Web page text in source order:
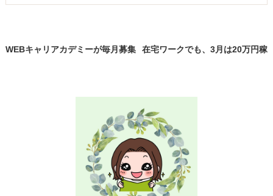
WEBキャリアカデミーが毎月募集
在宅ワークでも、3月は20万円稼